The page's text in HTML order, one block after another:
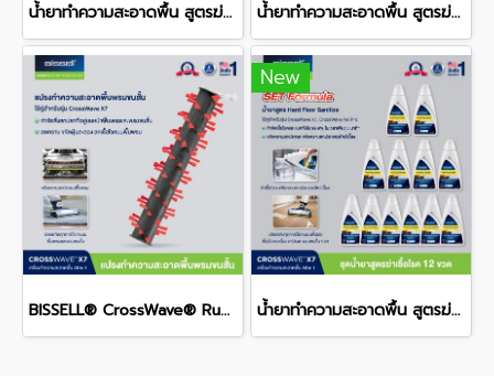
น้ำยาทำความสะอาดพื้น สูตรฆ่าเชื้อโรค สำหรับรุ่น CrossWave® น้ำยาทำความสะอาดพื้น สูตรฆ่าเชื้อโรค สำหรับรุ่น CrossWave® 6X
BISSELL® CrossWave® Rug Brush Roll แปรงไนลอนสำหรับทำความสะอาดพื้นพรม (สำหรับรุ่น Crosswave® X7 เท่านั้น)
New
น้ำยาทำความสะอาดพื้น สูตรฆ่าเชื้อโรค สำหรับรุ่น CrossWave® 12X